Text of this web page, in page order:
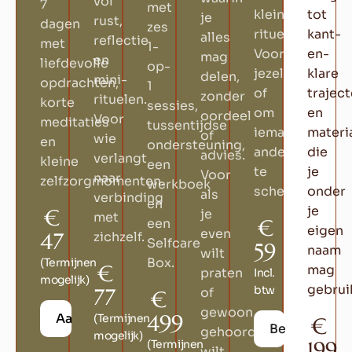
7
dagen
met
liefdevolle
opdrachten,
korte
meditaties
en
kleine
zelfzorgmomenten.
€
47
(Termijnen
mogelijk)
Aanmelden
rust,
reflectie
en
mini-
rituelen.
Voor
wie
verlangt
naar
verbinding
met
zichzelf.
€
77
(Termijnen
mogelijk)
met
zes
1-
op-
1
sessies,
tussentijdse
ondersteuning,
een
werkboek
en
een
Selfcare
Box.
€
499
(Termijnen
je
alles
mag
delen,
zonder
oordeel
of
advies.
Voor
als
je
even
wilt
praten
of
gewoon
gehoord
kleine
rituelen.
Voor
jezelf
of
om
iemand
anders
te
schenken.
€
59
Incl.
btw
Bestellen
tot
kant-
en-
klare
en
die
je
onder
je
eigen
naam
mag
€